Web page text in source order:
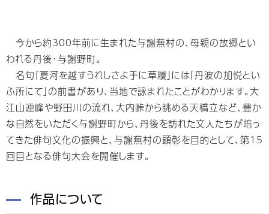
今から約300年前に生まれた与謝蕪村の、母親の故郷とい
われる丹後･与謝野町｡
名句「夏河を越すうれしさよ手に草履」には「丹波の加悦とい
ふ所にて」の前書があり、当地で詠まれたことがわかります。大
江山連峰や野田川の流れ、大内峠から眺める天橋立など､豊か
な自然をいただく与謝野町から、丹後を訪れた文人たちが培っ
てきた俳句文化の振興と、与謝蕪村の顕彰を目的として、第15
回目となる俳句大会を開催します｡
作品について